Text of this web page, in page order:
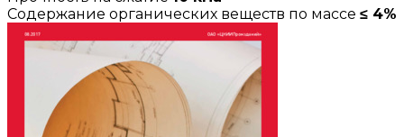
Содержание органических веществ по массе ≤ 4%